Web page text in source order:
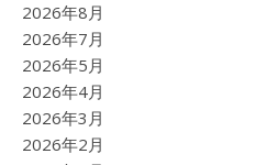
2026年8月
2026年7月
2026年5月
2026年4月
2026年3月
2026年2月